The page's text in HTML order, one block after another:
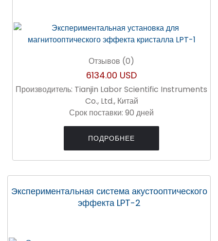
Отзывов (0)
6134.00 USD
Производитель: Tianjin Labor Scientific Instruments
Co., Ltd., Китай
Срок поставки: 90 дней
ПОДРОБНЕЕ
Экспериментальная система акустооптического
эффекта LPT-2